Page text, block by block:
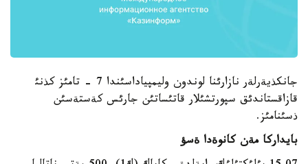
جانكذيةرلةر نازارئنا لوندون وليمپياداسئندا 7 - تامئز كذنئ
قازاقستاندئق سپورتشئلار قاتئساتئن جارئس كةستةسئن
ذسئنامئز.
بايداركا مةن كانوةدا ةسؤ